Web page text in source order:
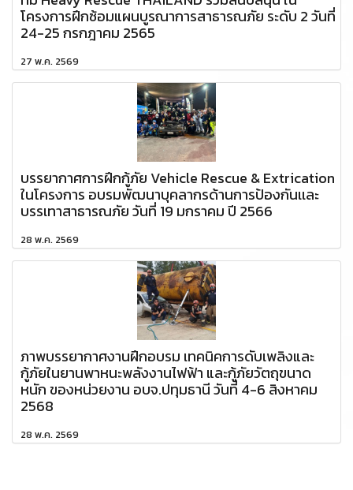
โครงการฝึกซ้อมแผนบูรณาการสาธารณภัย ระดับ 2 วันที่
24-25 กรกฎาคม 2565
27 พ.ค. 2569
บรรยากาศการฝึกกู้ภัย Vehicle Rescue & Extrication
ในโครงการ อบรมพัฒนาบุคลากรด้านการป้องกันเเละ
บรรเทาสาธารณภัย วันที่ 19 มกราคม ปี 2566
28 พ.ค. 2569
ภาพบรรยากาศงานฝึกอบรม เทคนิคการดับเพลิงและ
กู้ภัยในยานพาหนะพลังงานไฟฟ้า และกู้ภัยวัตถุขนาด
หนัก ของหน่วยงาน อบจ.ปทุมธานี วันที่ 4-6 สิงหาคม
2568
28 พ.ค. 2569